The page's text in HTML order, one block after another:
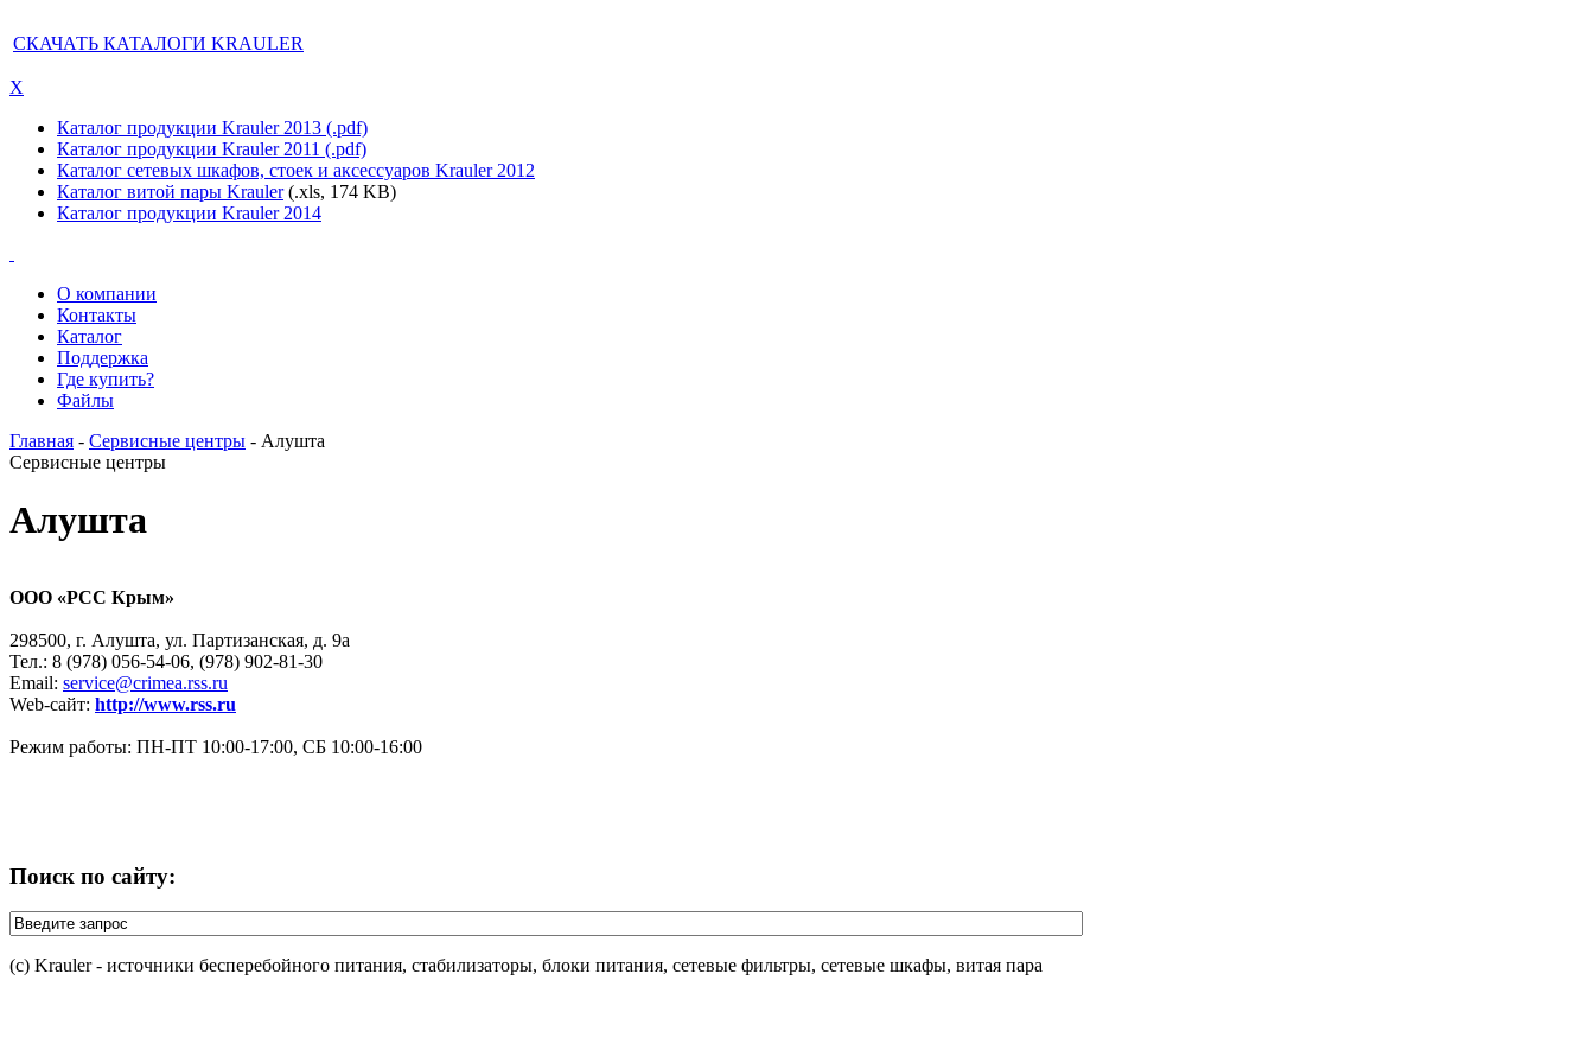
СКАЧАТЬ КАТАЛОГИ KRAULER
X
Каталог продукции Krauler 2013 (.pdf)
Каталог продукции Krauler 2011 (.pdf)
Каталог сетевых шкафов, стоек и аксессуаров Krauler 2012
Каталог витой пары Krauler(.xls, 174 KB)
Каталог продукции Krauler 2014
О компании
Контакты
Каталог
Поддержка
Где купить?
Файлы
Главная - Сервисные центры - Алушта
Сервисные центры
Алушта
ООО «РСС Крым»
298500, г. Алушта, ул. Партизанская, д. 9а
Тел.: 8 (978) 056-54-06, (978) 902-81-30
Email: service@crimea.rss.ru
Web-сайт: http://www.rss.ru
Режим работы: ПН-ПТ 10:00-17:00, СБ 10:00-16:00
Поиск по сайту:
(c) Krauler - источники бесперебойного питания, стабилизаторы, блоки питания, сетевые фильтры, сетевые шкафы, витая пара